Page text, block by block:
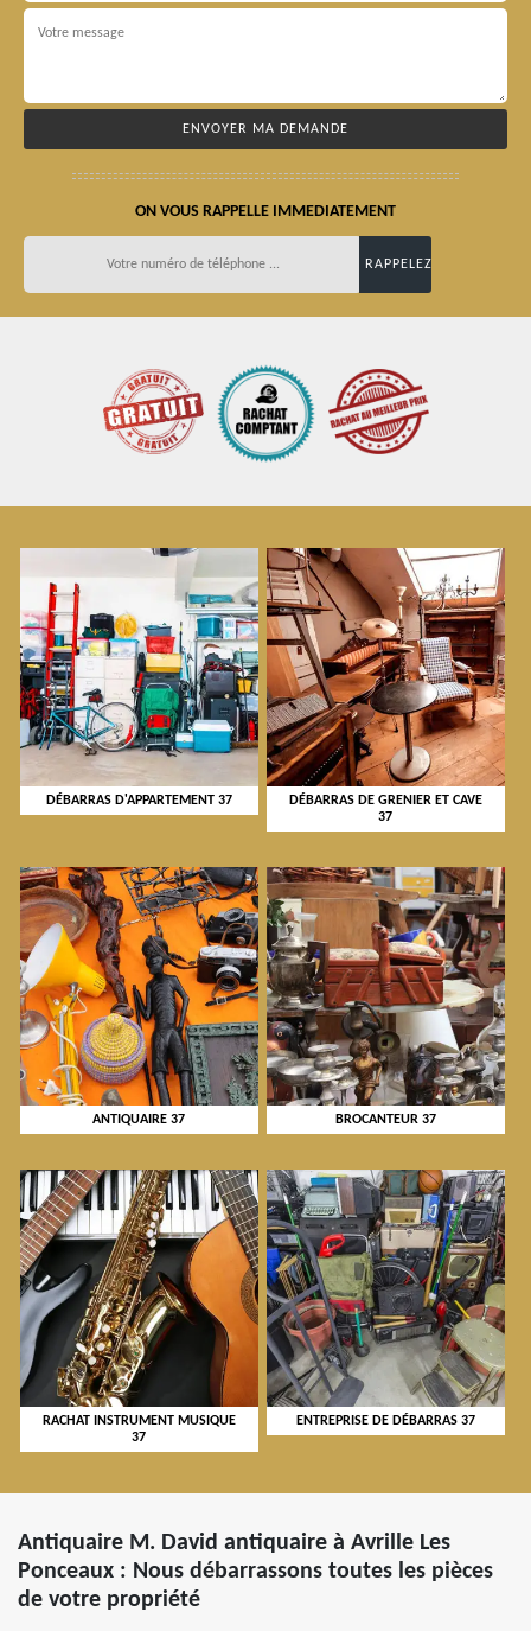
ON VOUS RAPPELLE IMMEDIATEMENT
DÉBARRAS D'APPARTEMENT 37
DÉBARRAS DE GRENIER ET CAVE
37
ANTIQUAIRE 37 BROCANTEUR 37
RACHAT INSTRUMENT MUSIQUE
37
ENTREPRISE DE DÉBARRAS 37
Antiquaire M. David antiquaire à Avrille Les
Ponceaux : Nous débarrassons toutes les pièces
de votre propriété